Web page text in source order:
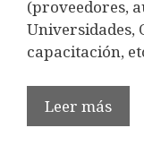
(proveedores,
Universidades,
capacitación,
Leer más